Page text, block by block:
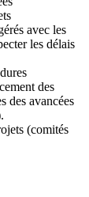
avec les
les délais
des
des avancées
(comités